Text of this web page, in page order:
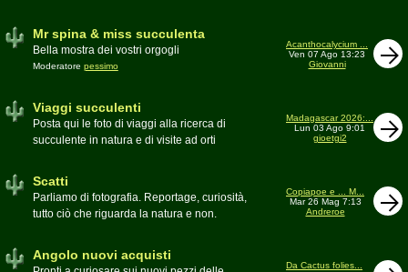
Mr spina & miss succulenta
Bella mostra dei vostri orgogli
Moderatore pessimo
Acanthocalycium ...
Ven 07 Ago 13:23
Giovanni
Viaggi succulenti
Posta qui le foto di viaggi alla ricerca di
succulente in natura e di visite ad orti
Madagascar 2026:...
Lun 03 Ago 9:01
gioetgi2
Scatti
Parliamo di fotografia. Reportage, curiosità,
tutto ciò che riguarda la natura e non.
Copiapoe e ... M...
Mar 26 Mag 7:13
Andreroe
Angolo nuovi acquisti
Da Cactus folies...